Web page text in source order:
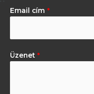
Email cím *
Üzenet *